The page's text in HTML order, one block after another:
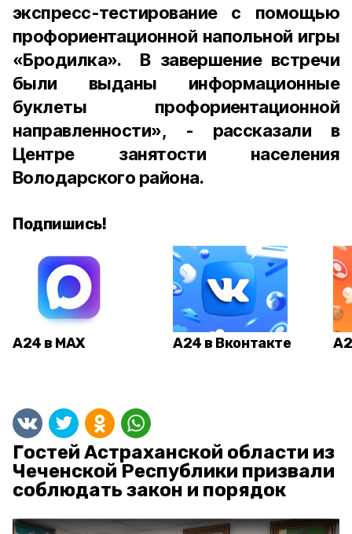
экспресс-тестирование с помощью
профориентационной напольной игры
«Бродилка». В завершение встречи
были выданы информационные
буклеты профориентационной
направленности», - рассказали в
Центре занятости населения
Володарского района.
Подпишись!
А24 в MAX А24 в Вконтакте
Гостей Астраханской области из
Чеченской Республики призвали
соблюдать закон и порядок